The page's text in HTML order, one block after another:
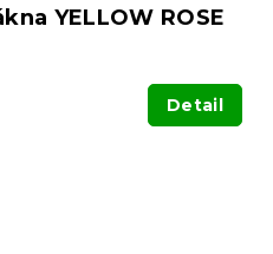
YELLOW ROSE
Detail